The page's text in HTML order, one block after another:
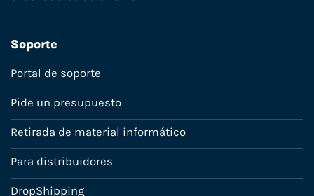
Soporte
Portal de soporte
Pide un presupuesto
Retirada de material informático
Para distribuidores
DropShipping